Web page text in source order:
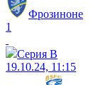
Фрозиноне
1
Серия B
19.10.24, 11:15